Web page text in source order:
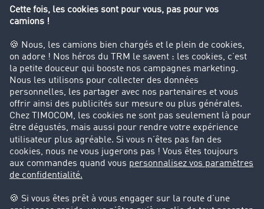
Interdiction de circulation des poids lourds
Entreprise
Parrainage clients
Success Stories
Cadre légal
Mentions légales